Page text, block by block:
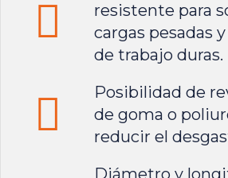
resistente para
cargas pesadas
de trabajo duras.
Posibilidad de
de goma o
reducir el
Diámetro y